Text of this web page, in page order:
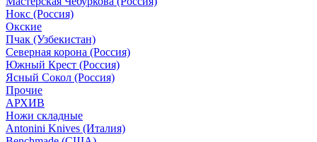
Нокс (Россия)
Окские
Пчак (Узбекистан)
Северная корона (Россия)
Южный Крест (Россия)
Ясный Сокол (Россия)
Прочие
АРХИВ
Ножи складные
Antonini Knives (Италия)